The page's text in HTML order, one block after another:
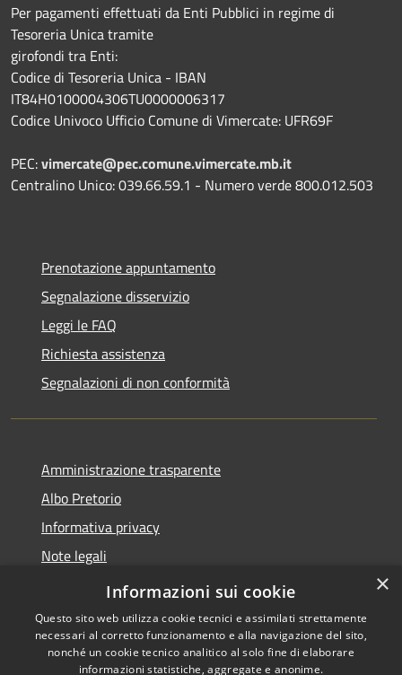
Per pagamenti effettuati da Enti Pubblici in regime di
Tesoreria Unica tramite
girofondi tra Enti:
Codice di Tesoreria Unica - IBAN
IT84H0100004306TU0000006317
Codice Univoco Ufficio Comune di Vimercate: UFR69F
PEC:vimercate@pec.comune.vimercate.mb.it
Centralino Unico: 039.66.59.1 - Numero verde 800.012.503
Prenotazione appuntamento
Segnalazione disservizio
Leggi le FAQ
Richiesta assistenza
Segnalazioni di non conformità
Amministrazione trasparente
Albo Pretorio
Informativa privacy
Note legali
Dichiarazione di accessibilità
×
Informazioni sui cookie
Questo sito web utilizza cookie tecnici e assimilati strettamente
necessari al corretto funzionamento e alla navigazione del sito,
nonché un cookie tecnico analitico al solo fine di elaborare
informazioni statistiche, aggregate e anonime.